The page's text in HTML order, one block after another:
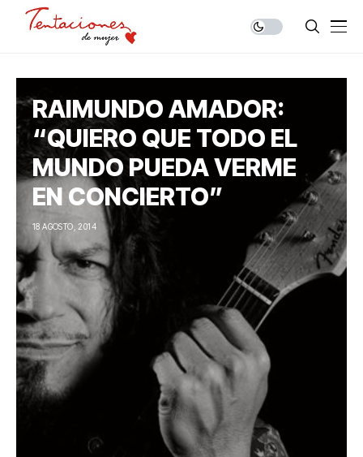
RAIMUNDO AMADOR:
“QUIERO QUE TODO EL
MUNDO PUEDA VERME
EN CONCIERTO”
18 AGOSTO, 2014